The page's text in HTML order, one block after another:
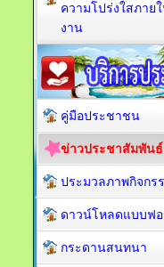
ความโปร่งใสภาย
งาน
คู่มือประชาชน
ข่าวประชาสัมพันธ์
ประมวลภาพกิจกร
ดาวน์โหลดแบบฟ
กระดานสนทนา